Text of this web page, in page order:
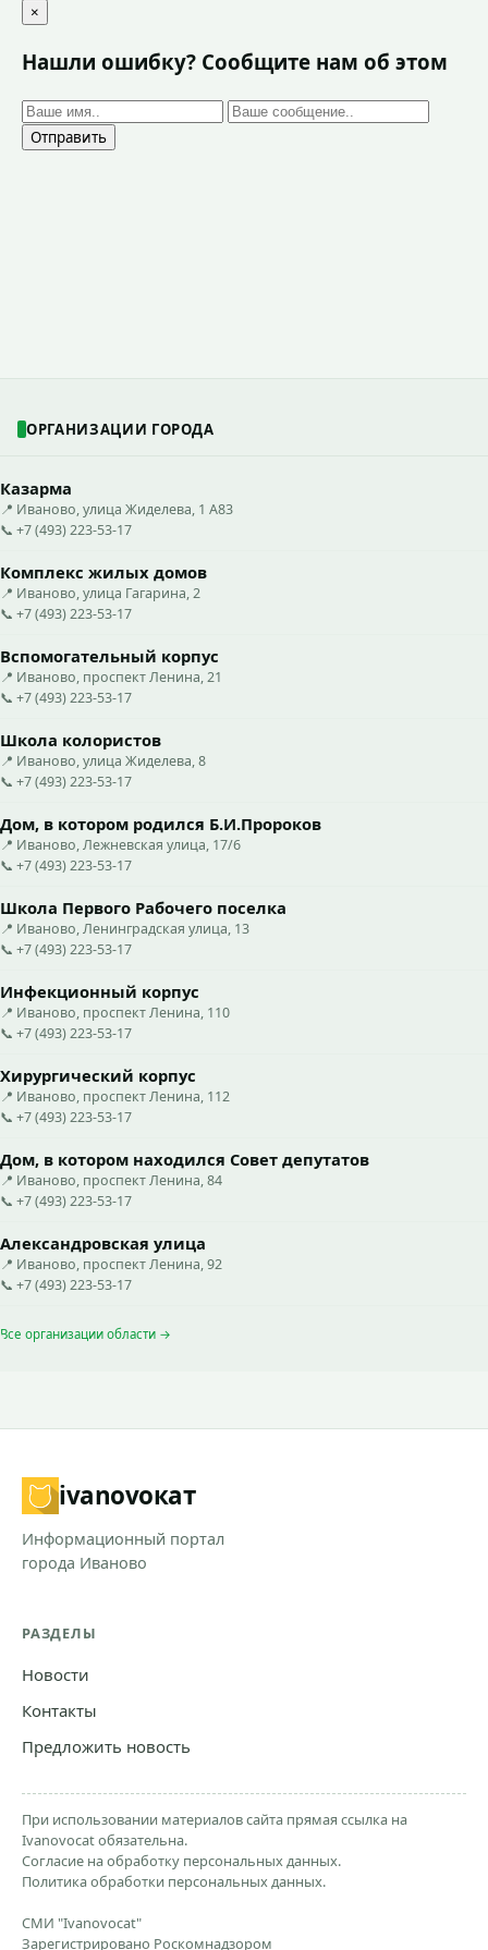
×
Нашли ошибку? Сообщите нам об этом
Отправить
ОРГАНИЗАЦИИ ГОРОДА
Казарма
📍 Иваново, улица Жиделева, 1 А83
📞 +7 (493) 223-53-17
Комплекс жилых домов
📍 Иваново, улица Гагарина, 2
📞 +7 (493) 223-53-17
Вспомогательный корпус
📍 Иваново, проспект Ленина, 21
📞 +7 (493) 223-53-17
Школа колористов
📍 Иваново, улица Жиделева, 8
📞 +7 (493) 223-53-17
Дом, в котором родился Б.И.Пророков
📍 Иваново, Лежневская улица, 17/6
📞 +7 (493) 223-53-17
Школа Первого Рабочего поселка
📍 Иваново, Ленинградская улица, 13
📞 +7 (493) 223-53-17
Инфекционный корпус
📍 Иваново, проспект Ленина, 110
📞 +7 (493) 223-53-17
Хирургический корпус
📍 Иваново, проспект Ленина, 112
📞 +7 (493) 223-53-17
Дом, в котором находился Совет депутатов
📍 Иваново, проспект Ленина, 84
📞 +7 (493) 223-53-17
Александровская улица
📍 Иваново, проспект Ленина, 92
📞 +7 (493) 223-53-17
Все организации области →
ivanovoкат
Информационный портал
города Иваново
РАЗДЕЛЫ
Новости
Контакты
Предложить новость
При использовании материалов сайта прямая ссылка на
Ivanovocat обязательна.
Согласие на обработку персональных данных.
Политика обработки персональных данных.
СМИ "Ivanovocat"
Зарегистрировано Роскомнадзором